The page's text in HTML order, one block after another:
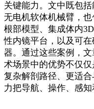
关键能力。文中既包
无电机软体机械臂，
根部模型、集成体内
性内镜平台，以及可
器。通过这些案例，
术场景中的优势不仅
复杂解剖路径、更适
力把导航、操作、感知